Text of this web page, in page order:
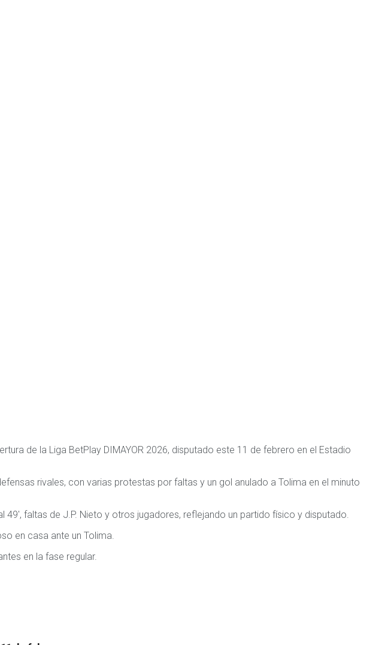
de la Liga BetPlay DIMAYOR 2026, disputado este 11 de febrero en el Estadio
rivales, con varias protestas por faltas y un gol anulado a Tolima en el minuto
faltas de J.P. Nieto y otros jugadores, reflejando un partido físico y disputado.
en casa ante un Tolima.
en la fase regular.